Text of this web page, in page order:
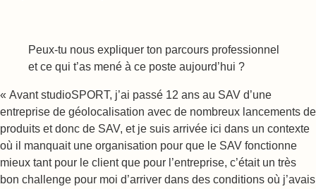
Peux-tu nous expliquer ton parcours professionnel
et ce qui t’as mené à ce poste aujourd’hui ?
« Avant studioSPORT, j’ai passé 12 ans au SAV d’une
entreprise de géolocalisation avec de nombreux lancements de
produits et donc de SAV, et je suis arrivée ici dans un contexte
où il manquait une organisation pour que le SAV fonctionne
mieux tant pour le client que pour l’entreprise, c’était un très
bon challenge pour moi d’arriver dans des conditions où j’avais